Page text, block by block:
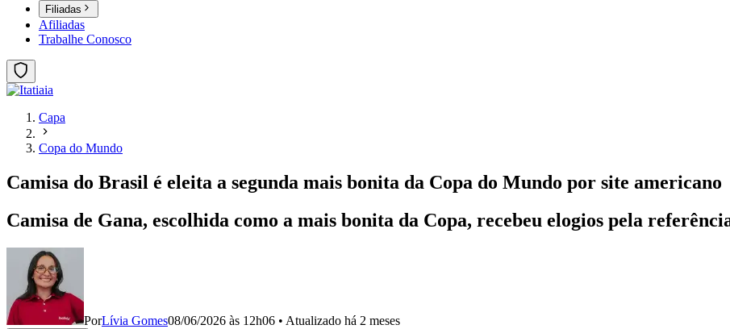
Filiadas
Afiliadas
Trabalhe Conosco
Capa
Copa do Mundo
Camisa do Brasil é eleita a segunda mais bonita da Copa do Mundo por site americano
Camisa de Gana, escolhida como a mais bonita da Copa, recebeu elogios pela
PorLívia Gomes08/06/2026 às 12h06 • Atualizado há 2 meses